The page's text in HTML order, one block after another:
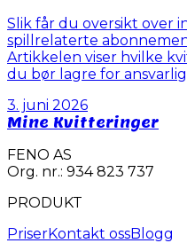
Slik får du oversikt over
spillrelaterte
Artikkelen viser hvilke
du bør lagre for ansvarlig
3. juni 2026
Mine Kvitteringer
FENO AS
Org. nr.: 934 823 737
PRODUKT
PriserKontakt ossBlogg